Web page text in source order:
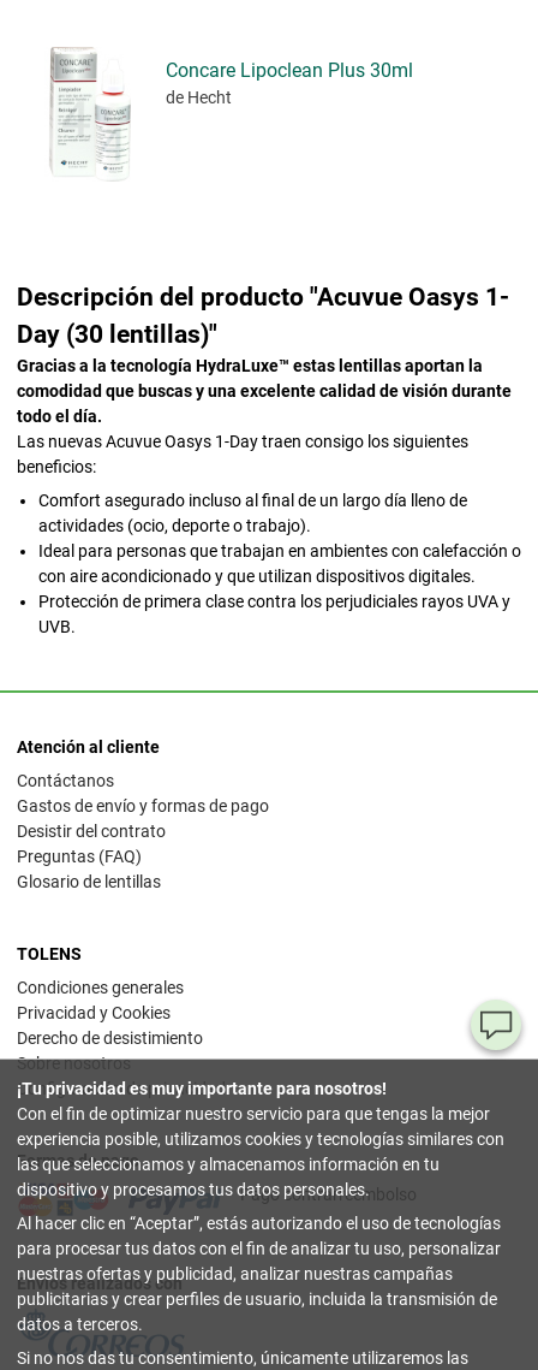
Concare Lipoclean Plus 30ml
de Hecht
Descripción del producto "Acuvue Oasys 1-
Day (30 lentillas)"
Gracias a la tecnología HydraLuxe™ estas lentillas aportan la
comodidad que buscas y una excelente calidad de visión durante
todo el día.
Las nuevas Acuvue Oasys 1-Day traen consigo los siguientes
beneficios:
Comfort asegurado incluso al final de un largo día lleno de
actividades (ocio, deporte o trabajo).
Ideal para personas que trabajan en ambientes con calefacción o
con aire acondicionado y que utilizan dispositivos digitales.
Protección de primera clase contra los perjudiciales rayos UVA y
UVB.
Atención al cliente
Contáctanos
Gastos de envío y formas de pago
Desistir del contrato
Preguntas (FAQ)
Glosario de lentillas
TOLENS
Condiciones generales
Privacidad y Cookies
Derecho de desistimiento
Sobre nosotros
Configuración de privacidad
Formas de pago
Pago contrarreembolso
Envíos realizados con
¡Tu privacidad es muy importante para nosotros!
Con el fin de optimizar nuestro servicio para que tengas la mejor
experiencia posible, utilizamos cookies y tecnologías similares con
las que seleccionamos y almacenamos información en tu
dispositivo y procesamos tus datos personales.
Al hacer clic en Aceptar , estás autorizando el uso de tecnologías
para procesar tus datos con el fin de analizar tu uso, personalizar
nuestras ofertas y publicidad, analizar nuestras campañas
publicitarias y crear perfiles de usuario, incluida la transmisión de
datos a terceros.
Si no nos das tu consentimiento, únicamente utilizaremos las